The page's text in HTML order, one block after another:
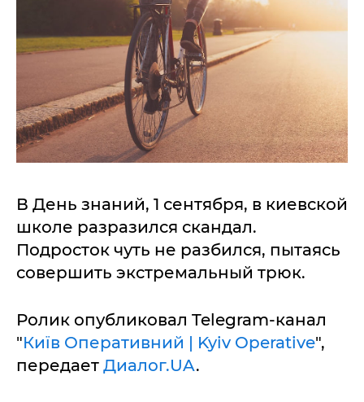
В День знаний, 1 сентября, в киевской
школе разразился скандал.
Подросток чуть не разбился, пытаясь
совершить экстремальный трюк.
Ролик опубликовал Telegram-канал
"Київ Оперативний | Kyiv Operative",
передает Диалог.UA.